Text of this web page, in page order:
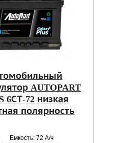
AUTOPART
6СТ-72 низкая
полярность
Емкость: 72 А/ч